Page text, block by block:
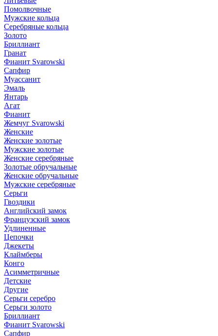
Помолвочные
Мужские кольца
Серебряные кольца
Золото
Бриллиант
Гранат
Фианит Svarowski
Сапфир
Муассанит
Эмаль
Янтарь
Агат
Фианит
Жемчуг Svarowski
Женские
Женские золотые
Мужские золотые
Женские серебряные
Золотые обручальные
Женские обручальные
Мужские серебряные
Серьги
Гвоздики
Английский замок
Французский замок
Удлиненные
Цепочки
Джекеты
Клаймберы
Конго
Асимметричные
Детские
Другие
Серьги серебро
Серьги золото
Бриллиант
Фианит Svarowski
Сапфир